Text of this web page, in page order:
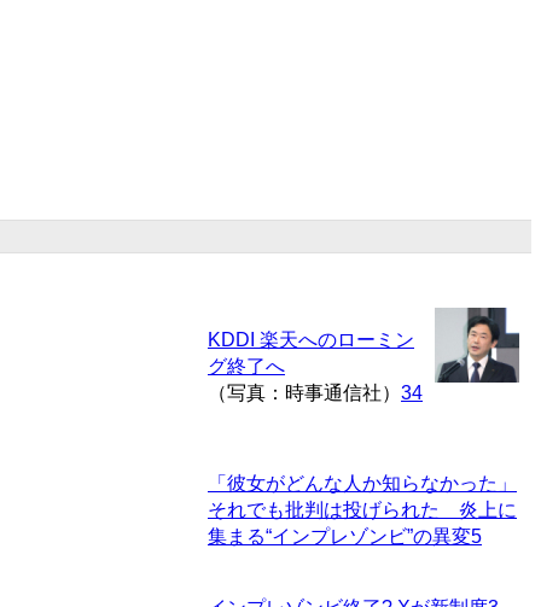
KDDI 楽天へのローミン
グ終了へ
（写真：時事通信社） 34
「彼女がどんな人か知らなかった」
それでも批判は投げられた 炎上に
集まる“インプレゾンビ”の異変5